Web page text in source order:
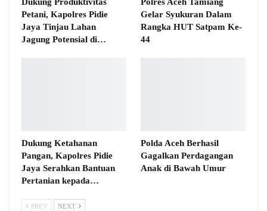
Petani, Kapolres Pidie
Jaya Tinjau Lahan
Jagung Potensial di…
Gelar Syukuran Dalam
Rangka HUT Satpam Ke-
44
Dukung Ketahanan
Pangan, Kapolres Pidie
Jaya Serahkan Bantuan
Pertanian kepada…
Polda Aceh Berhasil
Gagalkan Perdagangan
Anak di Bawah Umur
PREV NEXT